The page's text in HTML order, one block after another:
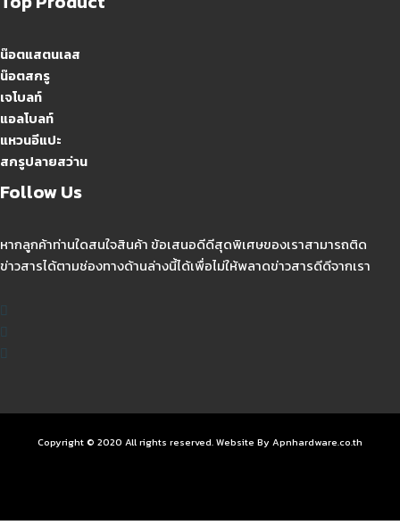
น๊อตแสตนเลส
น๊อตสกรู
เจโบลท์
แอลโบลท์
แหวนอีแปะ
สกรูปลายสว่าน
Follow Us
หากลูกค้าท่านใดสนใจสินค้า ข้อเสนอดีดีสุดพิเศษของเราสามารถติด
ข่าวสารได้ตามช่องทางด้านล่างนี้ได้เพื่อไม่ให้พลาดข่าวสารดีดีจากเรา
Copyright © 2020 All rights reserved. Website By Apnhardware.co.th